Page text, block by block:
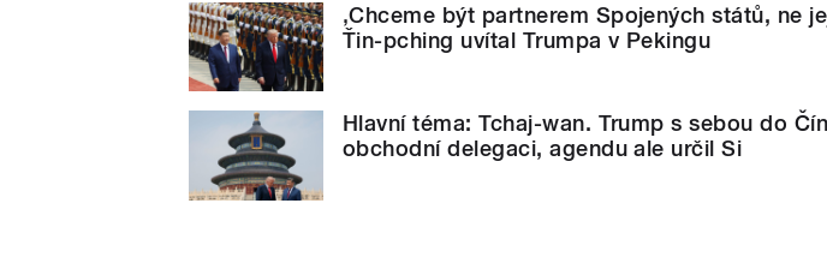
‚Chceme být partnerem Spojených států, ne
Ťin-pching uvítal Trumpa v Pekingu
Hlavní téma: Tchaj-wan. Trump s sebou do
obchodní delegaci, agendu ale určil Si